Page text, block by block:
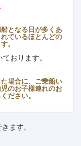
となる日が多くあ
ているほとんどの
。
おります。
場合に、ご乗船い
のお子様連れのお
ださい。
ます。